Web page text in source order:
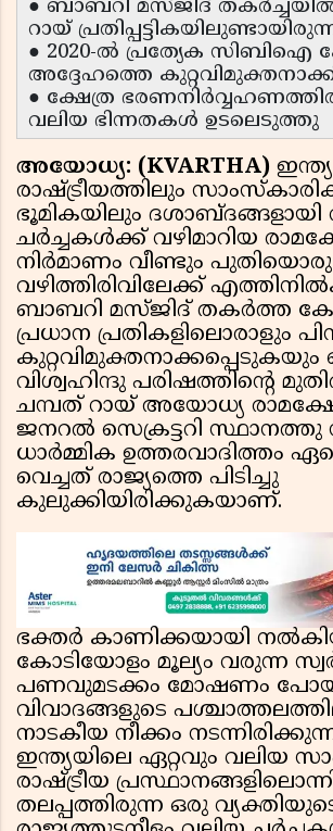
● ബാബറി മസ്ജിദ്
റായ്
● 2020-ൽ പ്രത്യേക സിബിഐ
അദ്ദേഹത്തെ
● ക്ഷേത്ര ഭരണനിർവ്വഹണത്തിൽ
വലിയ ഭിന്നതകൾ ഉടലെടുത്തു
അയോധ്യ: (KVARTHA)
രാഷ്ട്രീയത്തിലും
ഭൂമികയിലും ദശാബ്ദങ്ങളായി
ചർച്ചകൾക്ക് വഴിമാറിയ
നിർമാണം വീണ്ടും പുതിയൊരു
വഴിത്തിരിവിലേക്ക്
ബാബറി മസ്ജിദ് തകർത്ത
പ്രധാന പ്രതികളിലൊരാളും
വിശ്വഹിന്ദു പരിഷത്തിന്റെ
ചമ്പത് റായ് അയോധ്യ രാമക്ഷേത്ര
ജനറൽ സെക്രട്ടറി സ്ഥാനത്തു
ധാർമ്മിക ഉത്തരവാദിത്തം
വെച്ചത് രാജ്യത്തെ പിടിച്ചു
കുലുക്കിയിരിക്കുകയാണ്.
ഭക്തർ കാണിക്കയായി
കോടിയോളം മൂല്യം വരുന്ന
പണവുമടക്കം മോഷണം
വിവാദങ്ങളുടെ
നാടകീയ നീക്കം
ഇന്ത്യയിലെ ഏറ്റവും വലിയ
രാഷ്ട്രീയ
തലപ്പത്തിരുന്ന ഒരു